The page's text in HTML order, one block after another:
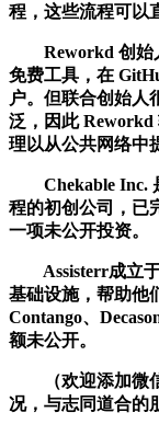
程，这些流程可以
Reworkd 创始人
免费工具，在
户。但联合创始人
泛，因此
理以从公共网络中
Chekable Inc.
程的初创公司，已
一项未公开投资。
Assisterr成立于
基础设施，帮助他
Contango、
额未公开。
（欢迎添加微信
况，与志同道合的